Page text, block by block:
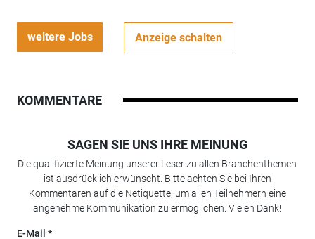
weitere Jobs Anzeige schalten
KOMMENTARE
SAGEN SIE UNS IHRE MEINUNG
Die qualifizierte Meinung unserer Leser zu allen Branchenthemen
ist ausdrücklich erwünscht. Bitte achten Sie bei Ihren
Kommentaren auf die Netiquette, um allen Teilnehmern eine
angenehme Kommunikation zu ermöglichen. Vielen Dank!
E-Mail